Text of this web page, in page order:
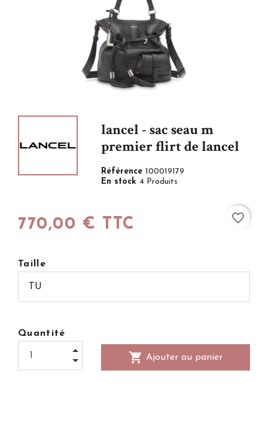
lancel - sac seau m
premier flirt de lancel
Référence100019179
En stock4 Produits
770,00 € TTC
Taille
Quantité
shopping_cart Ajouter au panier
favorite_border